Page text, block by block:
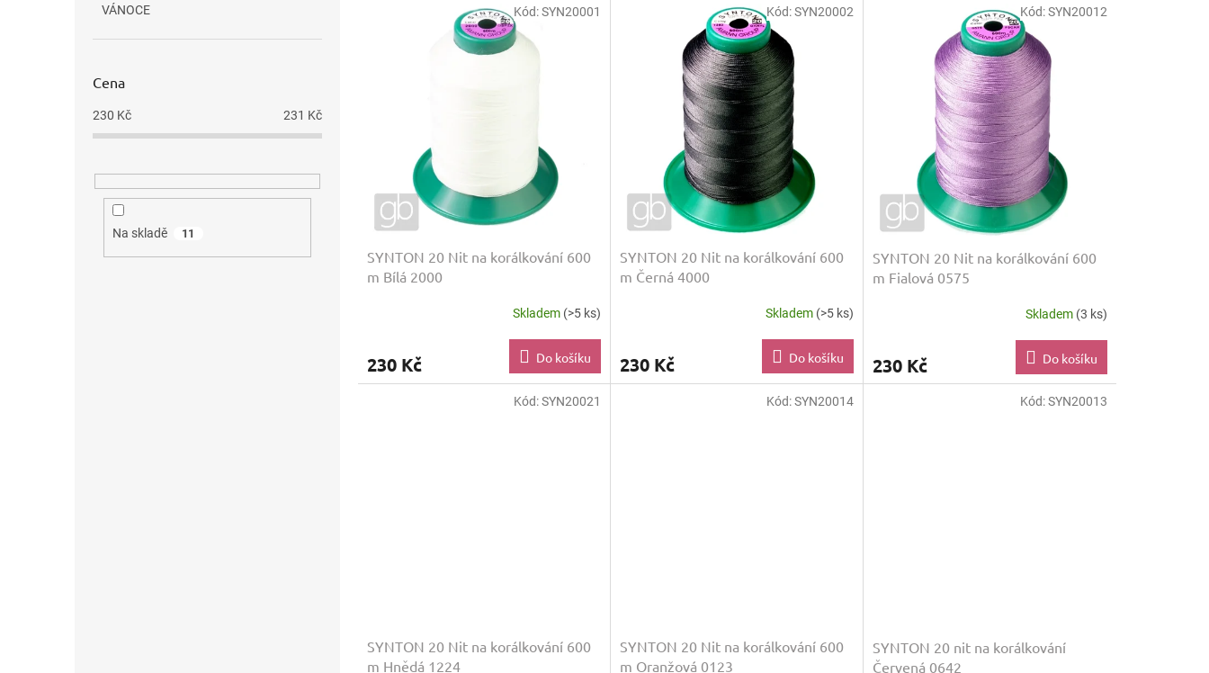
VÁNOCE
Cena
230 Kč 231 Kč
Na skladě 11
SYNTON 20 Nit na korálkování 600
m Bílá 2000
Skladem (>5 ks)
230 Kč Do košíku
Kód:SYN20001
SYNTON 20 Nit na korálkování 600
m Černá 4000
Skladem (>5 ks)
230 Kč Do košíku
Kód:SYN20002
SYNTON 20 Nit na korálkování 600
m Fialová 0575
Skladem (3 ks)
230 Kč Do košíku
Kód:SYN20012
SYNTON 20 Nit na korálkování 600
m Hnědá 1224
Kód:SYN20021
SYNTON 20 Nit na korálkování 600
m Oranžová 0123
Kód:SYN20014
SYNTON 20 nit na korálkování
Červená 0642
Kód:SYN20013